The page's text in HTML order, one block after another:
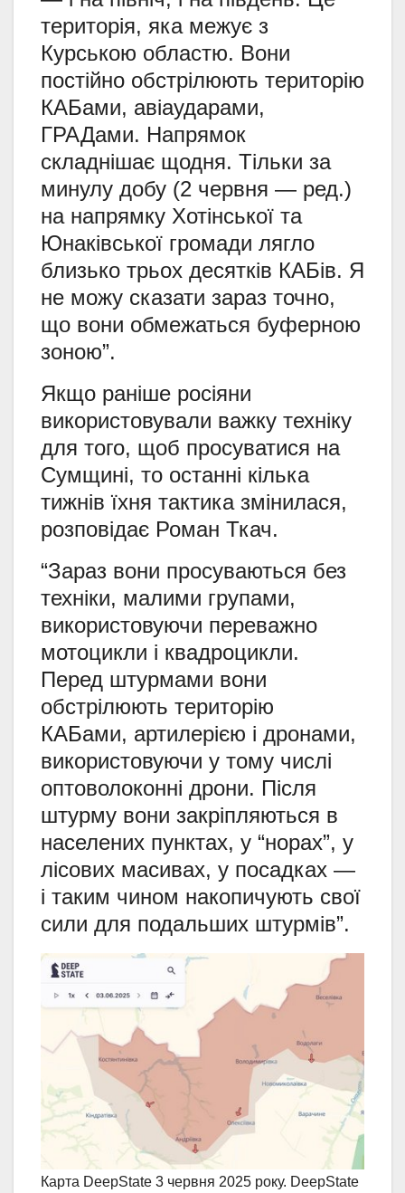
територія, яка межує з
Курською областю. Вони
постійно обстрілюють територію
КАБами, авіаударами,
ГРАДами. Напрямок
складнішає щодня. Тільки за
минулу добу (2 червня — ред.)
на напрямку Хотінської та
Юнаківської громади лягло
близько трьох десятків КАБів. Я
не можу сказати зараз точно,
що вони обмежаться буферною
зоною”.
Якщо раніше росіяни
використовували важку техніку
для того, щоб просуватися на
Сумщині, то останні кілька
тижнів їхня тактика змінилася,
розповідає Роман Ткач.
“Зараз вони просуваються без
техніки, малими групами,
використовуючи переважно
мотоцикли і квадроцикли.
Перед штурмами вони
обстрілюють територію
КАБами, артилерією і дронами,
використовуючи у тому числі
оптоволоконні дрони. Після
штурму вони закріпляються в
населених пунктах, у “норах”, у
лісових масивах, у посадках —
і таким чином накопичують свої
сили для подальших штурмів”.
Карта DeepState 3 червня 2025 року. DeepState